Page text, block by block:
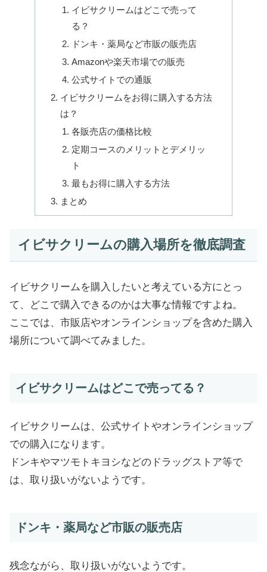
イビサクリームはどこで売って
る？
ドンキ・薬局など市販の販売店
Amazonや楽天市場での販売
公式サイトでの通販
イビサクリームをお得に購入する方法
は？
各販売店の価格比較
定期コースのメリットとデメリッ
ト
最もお得に購入する方法
まとめ
イビサクリームの購入場所を徹底調査
イビサクリームを購入したいと考えている方にとっ
て、どこで購入できるのかは大事な情報ですよね。
ここでは、市販店やオンラインショップを含めた購入
場所について調べてみました。
イビサクリームはどこで売ってる？
イビサクリームは、公式サイトやオンラインショップ
での購入になります。
ドンキやマツモトキヨシなどのドラッグストア等で
は、取り扱いがないようです。
ドンキ・薬局など市販の販売店
残念ながら、取り扱いがないようです。